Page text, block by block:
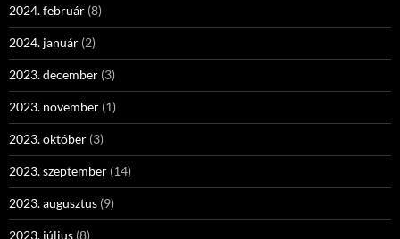
2024. február (8)
2024. január (2)
2023. december (3)
2023. november (1)
2023. október (3)
2023. szeptember (14)
2023. augusztus (9)
2023. július (8)